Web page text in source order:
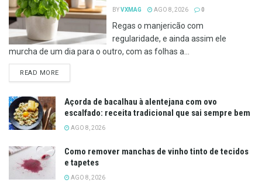
BYVXMAG AGO 8, 2026 0
Regas o manjericão com
regularidade, e ainda assim ele
murcha de um dia para o outro, com as folhas a...
READ MOREDETAILS
Açorda de bacalhau à alentejana com ovo
escalfado: receita tradicional que sai sempre bem
AGO 8, 2026
Como remover manchas de vinho tinto de tecidos
e tapetes
AGO 8, 2026